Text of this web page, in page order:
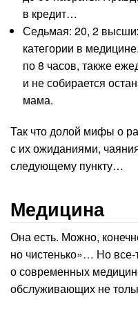
в кредит…
Седьмая: 20, 2
категории в
по 8 часов, также
и не собирается
мама.
Так что долой мифы о
с их ожиданиями,
следующему пункту…
Медицина
Она есть. Можно,
но чистенько»… Но все-
о современных
обслуживающих не